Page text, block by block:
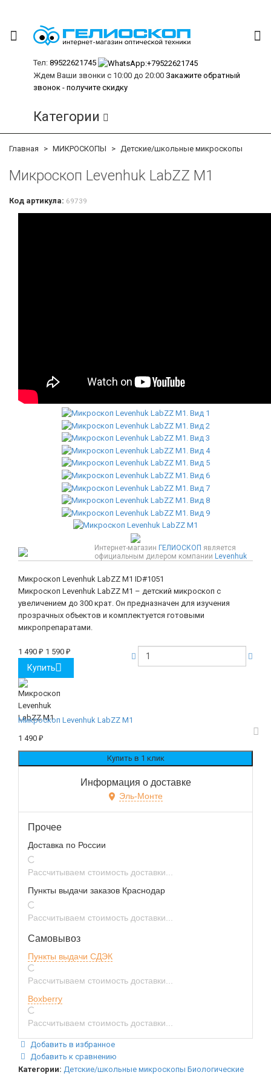
Тел: 89522621745
Ждем Ваши звонки с 10:00 до 20:00 Закажите обратный
звонок - получите скидку
Категории
Главная МИКРОСКОПЫ Детские/школьные микроскопы
Микроскоп Levenhuk LabZZ M1
Код артикула: 69739
Интернет-магазин ГЕЛИОСКОП является
официальным дилером компании Levenhuk
Микроскоп Levenhuk LabZZ M1 ID#1051
Микроскоп Levenhuk LabZZ M1 – детский микроскоп с
увеличением до 300 крат. Он предназначен для изучения
прозрачных объектов и комплектуется готовыми
микропрепаратами.
1 490 ₽ 1 590 ₽
Купить
Микроскоп Levenhuk LabZZ M1
1 490 ₽
Информация о доставке
Эль-Монте
Прочее
Доставка по России
Рассчитываем стоимость доставки...
Пункты выдачи заказов Краснодар
Рассчитываем стоимость доставки...
Самовывоз
Пункты выдачи СДЭК
Рассчитываем стоимость доставки...
Boxberry
Рассчитываем стоимость доставки...
Добавить в избранное
Добавить к сравнению
Категории: Детские/школьные микроскопы Биологические